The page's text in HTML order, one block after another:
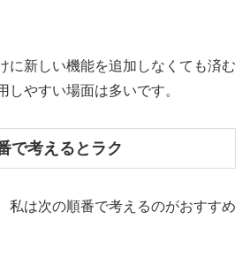
に新しい機能を追加しなくても済む
しやすい場面は多いです。
で考えるとラク
私は次の順番で考えるのがおすすめ